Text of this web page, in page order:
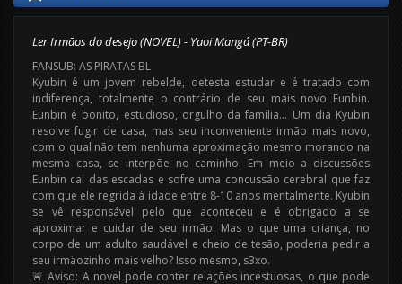
Ler Irmãos do desejo (NOVEL) - Yaoi Mangá (PT-BR)
FANSUB: AS PIRATAS BL
Kyubin é um jovem rebelde, detesta estudar e é tratado com
indiferença, totalmente o contrário de seu mais novo Eunbin.
Eunbin é bonito, estudioso, orgulho da família… Um dia Kyubin
resolve fugir de casa, mas seu inconveniente irmão mais novo,
com o qual não tem nenhuma aproximação mesmo morando na
mesma casa, se interpõe no caminho. Em meio a discussões
Eunbin cai das escadas e sofre uma concussão cerebral que faz
com que ele regrida à idade entre 8-10 anos mentalmente. Kyubin
se vê responsável pelo que aconteceu e é obrigado a se
aproximar e cuidar de seu irmão. Mas o que uma criança, no
corpo de um adulto saudável e cheio de tesão, poderia pedir a
seu irmäozinho mais velho? Isso mesmo, s3xo.
🚨 Aviso: A novel pode conter relações incestuosas, o que pode